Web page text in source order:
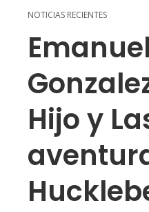
NOTICIAS RECIENTES
Emanuel
Hijo y